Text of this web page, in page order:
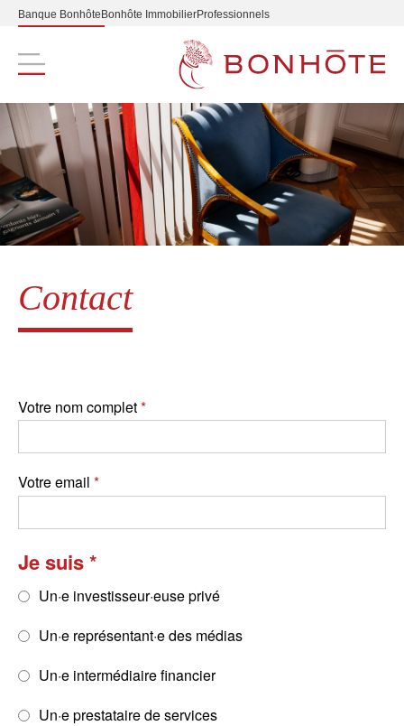
Banque Bonhôte Bonhôte ImmobilierProfessionnels
Navigation principale
Contact
Votre nom complet
Votre email
Je suis
Un·e investisseur·euse privé
Un·e représentant·e des médias
Un·e intermédiaire financier
Un·e prestataire de services